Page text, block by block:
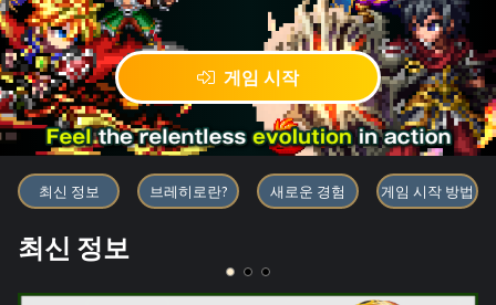
게임 시작
블록체인 게임 「BRAVE
최신 정보 브레히로란? 새로운 경험 게임 시작 방법
최신 정보